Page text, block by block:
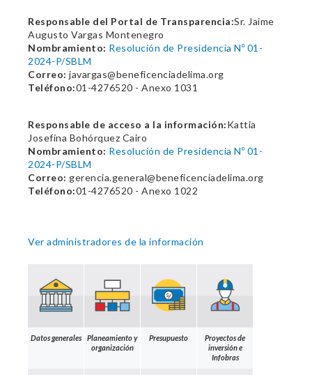
Responsable del Portal de Transparencia:Sr. Jaime
Augusto Vargas Montenegro
Nombramiento: Resolución de Presidencia Nº 01-
2024-P/SBLM
Correo: javargas@beneficenciadelima.org
Teléfono:01-4276520 - Anexo 1031
Responsable de acceso a la información:Kattia
Josefina Bohórquez Cairo
Nombramiento: Resolución de Presidencia Nº 01-
2024-P/SBLM
Correo: gerencia.general@beneficenciadelima.org
Teléfono:01-4276520 - Anexo 1022
Ver administradores de la información
Datos generales
Planeamiento y
organización
Presupuesto
Proyectos de
inversión e
Infobras